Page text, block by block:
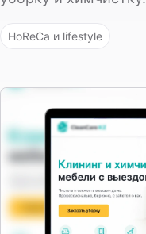
HoReCa и lifestyle